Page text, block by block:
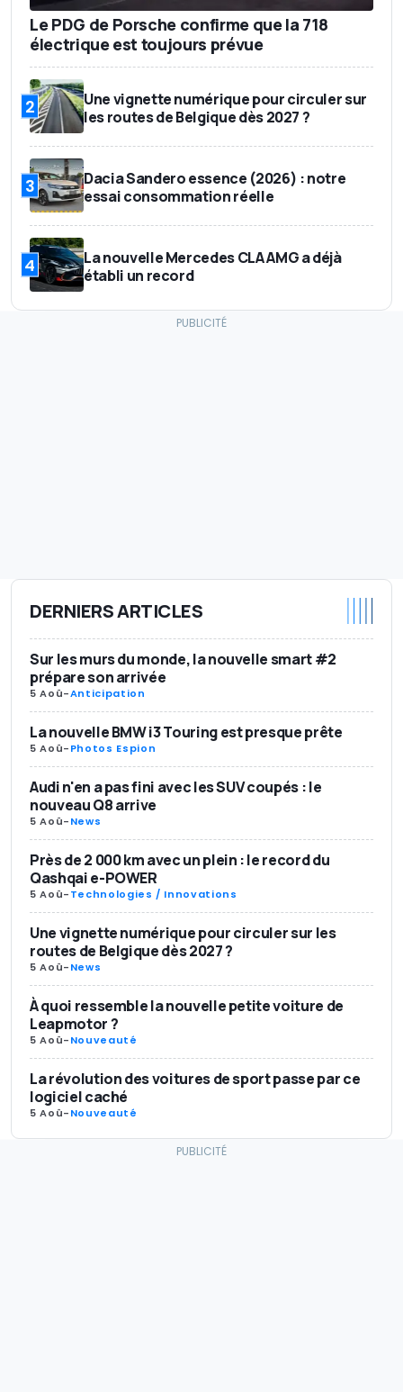
Le PDG de Porsche confirme que la 718
électrique est toujours prévue
2
Une vignette numérique pour circuler sur
les routes de Belgique dès 2027 ?
3
Dacia Sandero essence (2026) : notre
essai consommation réelle
4
La nouvelle Mercedes CLA AMG a déjà
établi un record
DERNIERS ARTICLES
Sur les murs du monde, la nouvelle smart #2
prépare son arrivée
5 Aoû-Anticipation
La nouvelle BMW i3 Touring est presque prête
5 Aoû-Photos Espion
Audi n'en a pas fini avec les SUV coupés : le
nouveau Q8 arrive
5 Aoû-News
Près de 2 000 km avec un plein : le record du
Qashqai e-POWER
5 Aoû-Technologies / Innovations
Une vignette numérique pour circuler sur les
routes de Belgique dès 2027 ?
5 Aoû-News
À quoi ressemble la nouvelle petite voiture de
Leapmotor ?
5 Aoû-Nouveauté
La révolution des voitures de sport passe par ce
logiciel caché
5 Aoû-Nouveauté